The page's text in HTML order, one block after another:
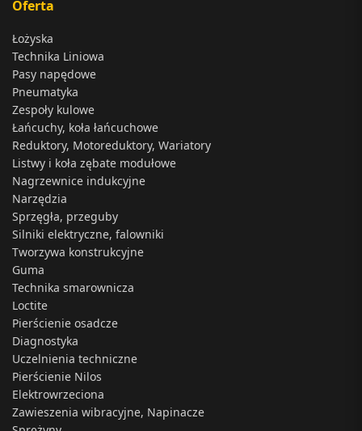
Oferta
Łożyska
Technika Liniowa
Pasy napędowe
Pneumatyka
Zespoły kulowe
Łańcuchy, koła łańcuchowe
Reduktory, Motoreduktory, Wariatory
Listwy i koła zębate modułowe
Nagrzewnice indukcyjne
Narzędzia
Sprzęgła, przeguby
Silniki elektryczne, falowniki
Tworzywa konstrukcyjne
Guma
Technika smarownicza
Loctite
Pierścienie osadcze
Diagnostyka
Uczelnienia techniczne
Pierścienie Nilos
Elektrowrzeciona
Zawieszenia wibracyjne, Napinacze